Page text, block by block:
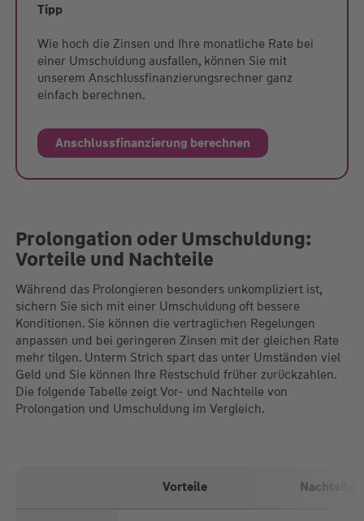
Tipp
Wie hoch die Zinsen und Ihre monatliche Rate bei
einer Umschuldung ausfallen, können Sie mit
unserem Anschlussfinanzierungsrechner ganz
einfach berechnen.
Anschlussfinanzierung berechnen
Prolongation oder Umschuldung:
Vorteile und Nachteile
Während das Prolongieren besonders unkompliziert ist,
sichern Sie sich mit einer Umschuldung oft bessere
Konditionen. Sie können die vertraglichen Regelungen
anpassen und bei geringeren Zinsen mit der gleichen Rate
mehr tilgen. Unterm Strich spart das unter Umständen viel
Geld und Sie können Ihre Restschuld früher zurückzahlen.
Die folgende Tabelle zeigt Vor- und Nachteile von
Prolongation und Umschuldung im Vergleich.
Vorteile Nachteile